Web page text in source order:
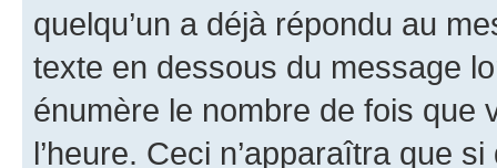
quelqu’un a déjà répondu au
texte en dessous du message
énumère le nombre de fois que
l’heure. Ceci n’apparaîtra que